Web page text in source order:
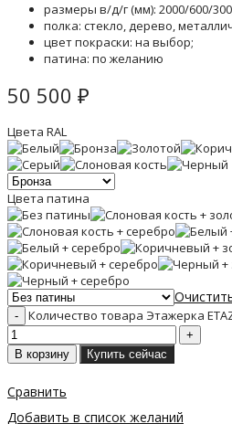
размеры в/д/г (мм): 2000/600/
полка: стекло, дерево,
цвет покраски: на выбор;
патина: по желанию
50 500 ₽
Цвета RAL
Цвета патина
Количество товара Этажерка
В корзину Купить сейчас
Сравнить
Добавить в список желаний